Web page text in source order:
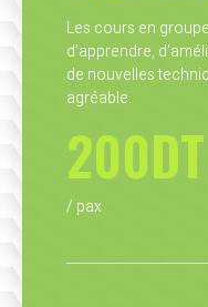
Les cours en
d’apprendre,
de nouvelles
agréable.
200DT
/ pax